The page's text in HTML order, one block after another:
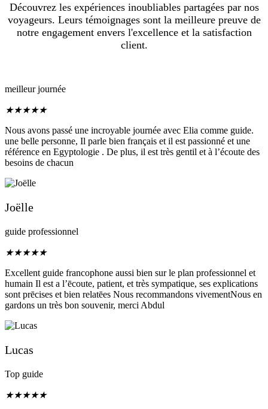
Découvrez les expériences inoubliables partagées par nos
voyageurs. Leurs témoignages sont la meilleure preuve de
notre engagement envers l'excellence et la satisfaction
client.
meilleur journée
★★★★★
Nous avons passé une incroyable journée avec Elia comme guide.
une belle personne, Il parle bien français et il est passionné et une
référence en Egyptologie . De plus, il est très gentil et à l’écoute des
besoins de chacun
Joëlle
guide professionnel
★★★★★
Excellent guide francophone aussi bien sur le plan professionnel et
humain Il est a l’ēcoute, patient, et très sympatique, ses explications
sont prēcises et bien relatēes Nous recommandons vivementNous en
gardons un très bon souvenir, merci Abdul
Lucas
Top guide
★★★★★